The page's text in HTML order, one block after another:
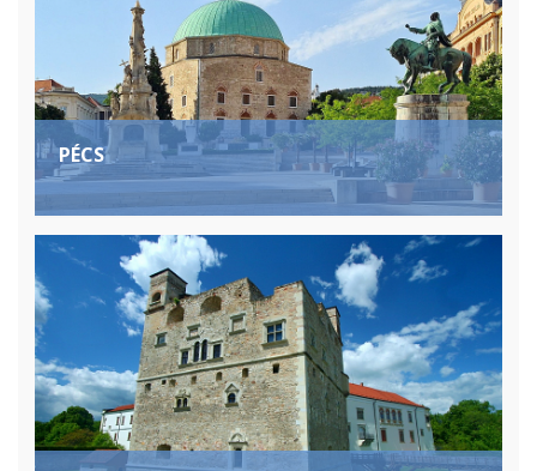
PÉCS